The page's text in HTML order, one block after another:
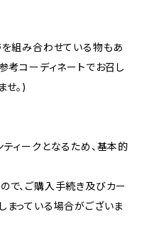
組み合わせている物もあ
考コーディネートでお召し
せ。)
ィークとなるため、基本的
で、ご購入手続き及びカー
まっている場合がございま